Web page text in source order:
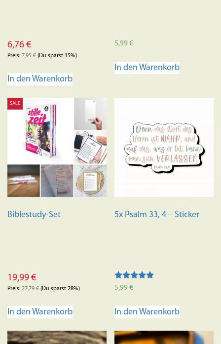
6,76 €
Preis: 7,95€ (Du sparst 15%)
In den Warenkorb
5,99€
In den Warenkorb
SALE
Biblestudy-Set
19,99 €
Preis: 27,79€ (Du sparst 28%)
In den Warenkorb
5x Psalm 33, 4 – Sticker
Bewertet mit
5,99€
In den Warenkorb